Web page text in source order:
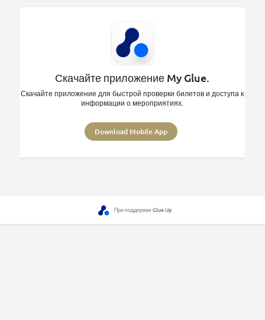
Скачайте приложение My Glue.
Скачайте приложение для быстрой проверки билетов и доступа к
информации о мероприятиях.
Download Mobile App
При поддержке Glue Up